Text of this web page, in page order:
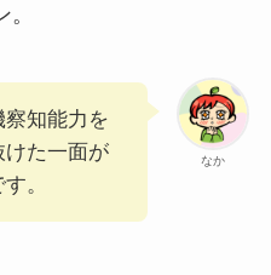
なか
知能力を
けた一面が
。